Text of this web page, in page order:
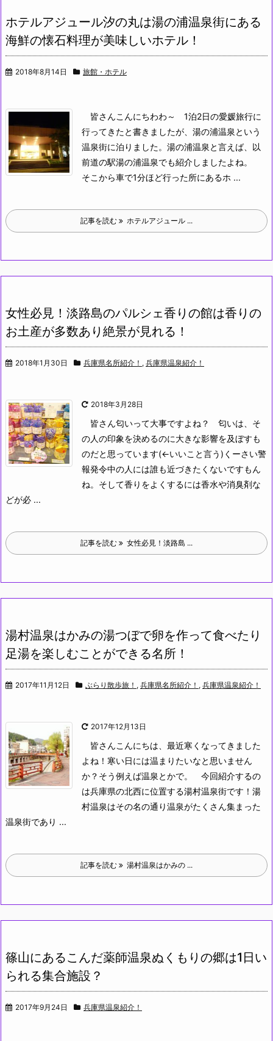
ホテルアジュール汐の丸は湯の浦温泉街にある
海鮮の懐石料理が美味しいホテル！
2018年8月14日 旅館・ホテル
皆さんこんにちわわ～
1泊2日の愛媛旅行に
行ってきたと書きましたが、湯の浦温泉という
温泉街に泊りました。湯の浦温泉と言えば、以
前道の駅湯の浦温泉でも紹介しましたよね。
そこから車で1分ほど行った所にあるホ ...
記事を読む ホテルアジュール ...
女性必見！淡路島のパルシェ香りの館は香りの
お土産が多数あり絶景が見れる！
2018年1月30日 兵庫県名所紹介！ , 兵庫県温泉紹介！
2018年3月28日
皆さん匂いって大事ですよね？
匂いは、そ
の人の印象を決めるのに大きな影響を及ぼすも
のだと思っています(←いいこと言う)くーさい警
報発令中の人には誰も近づきたくないですもん
ね。そして香りをよくするには香水や消臭剤な
どが必 ...
記事を読む 女性必見！淡路島 ...
湯村温泉はかみの湯つぼで卵を作って食べたり
足湯を楽しむことができる名所！
2017年11月12日 ぶらり散歩旅！ , 兵庫県名所紹介！ , 兵庫県温泉紹介！
2017年12月13日
皆さんこんにちは、最近寒くなってきました
よね！寒い日には温まりたいなと思いません
か？そう例えば温泉とかで。
今回紹介するの
は兵庫県の北西に位置する湯村温泉街です！湯
村温泉はその名の通り温泉がたくさん集まった
温泉街であり ...
記事を読む 湯村温泉はかみの ...
篠山にあるこんだ薬師温泉ぬくもりの郷は1日い
られる集合施設？
2017年9月24日 兵庫県温泉紹介！